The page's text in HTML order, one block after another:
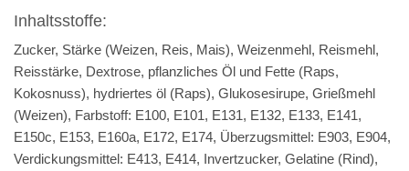
Inhaltsstoffe:
Zucker, Stärke (Weizen, Reis, Mais), Weizenmehl, Reismehl,
Reisstärke, Dextrose, pflanzliches Öl und Fette (Raps,
Kokosnuss), hydriertes öl (Raps), Glukosesirupe, Grießmehl
(Weizen), Farbstoff: E100, E101, E131, E132, E133, E141,
E150c, E153, E160a, E172, E174, Überzugsmittel: E903, E904,
Verdickungsmittel: E413, E414, Invertzucker, Gelatine (Rind),